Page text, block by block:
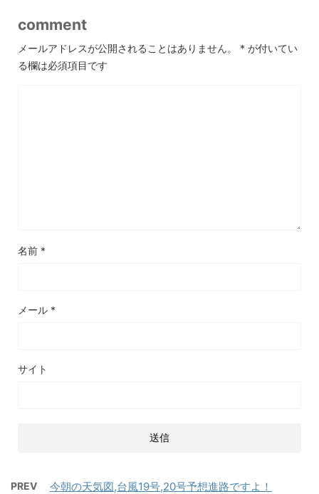
comment
メールアドレスが公開されることはありません。 * が付いてい
る欄は必須項目です
名前 *
メール *
サイト
PREV 今朝の天気図,台風19号,20号予想進路ですよ！